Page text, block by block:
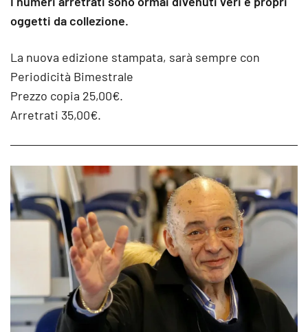
oggetti da collezione.
La nuova edizione stampata, sarà sempre con
Periodicità Bimestrale
Prezzo copia 25,00€.
Arretrati 35,00€.